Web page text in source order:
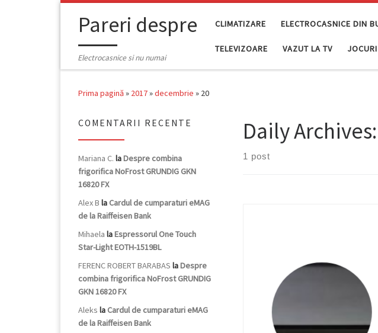
Pareri despre
Electrocasnice si nu numai
CLIMATIZARE ELECTROCASNICE DIN
TELEVIZOARE VAZUT LA TV
Prima pagină» 2017»decembrie » 20
Daily Archives:
1 post
COMENTARII RECENTE
Mariana C. laDespre combina
frigorifica NoFrost GRUNDIG GKN
16820 FX
Alex B la Cardul de cumparaturi eMAG
de la Raiffeisen Bank
Mihaela laEspressorul One Touch
Star-Light EOTH-1519BL
FERENC ROBERT BARABAS laDespre
combina frigorifica NoFrost GRUNDIG
GKN 16820 FX
Aleks la Cardul de cumparaturi eMAG
de la Raiffeisen Bank